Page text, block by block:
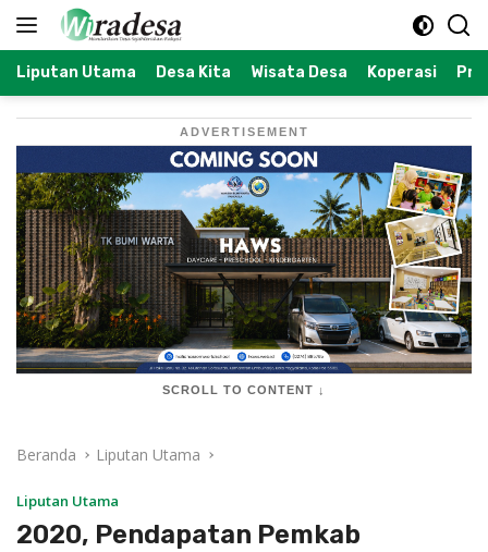
Langsung
Liputan Utama Desa Kita Wisata Desa Koperasi
ADVERTISEMENT
SCROLL TO CONTENT ↓
Beranda Liputan Utama
Liputan Utama
2020, Pendapatan Pemkab